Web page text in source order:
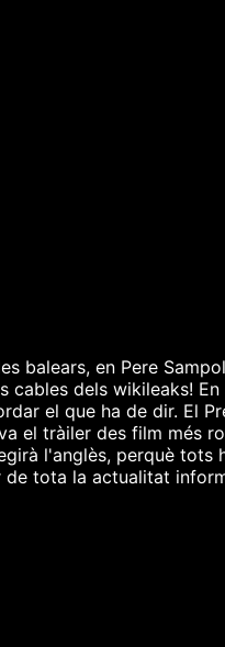
balears, en Pere
dels wikileaks!
el que ha de dir. El
el tràiler des film més
l'anglès, perquè
tota la actualitat